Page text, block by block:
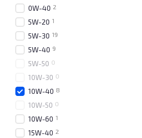
0W-40 2
5W-20 1
5W-30 19
5W-40 9
5W-50 0
10W-30 0
10W-40 8
10W-50 0
10W-60 1
15W-40 2